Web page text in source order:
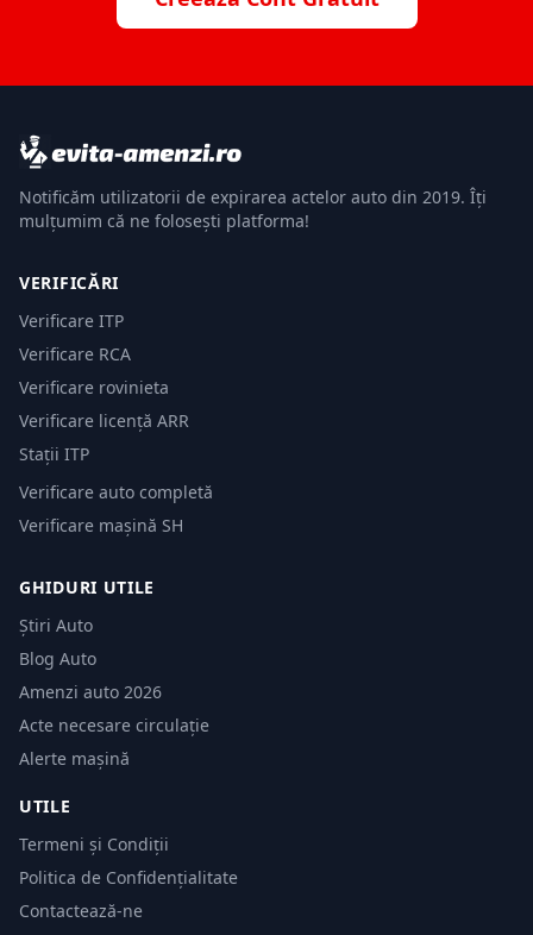
Notificăm utilizatorii de expirarea actelor auto din 2019. Îți
mulțumim că ne folosești platforma!
VERIFICĂRI
Verificare ITP
Verificare RCA
Verificare rovinieta
Verificare licență ARR
Stații ITP
Verificare auto completă
Verificare mașină SH
GHIDURI UTILE
Știri Auto
Blog Auto
Amenzi auto 2026
Acte necesare circulație
Alerte mașină
UTILE
Termeni și Condiții
Politica de Confidențialitate
Contactează-ne